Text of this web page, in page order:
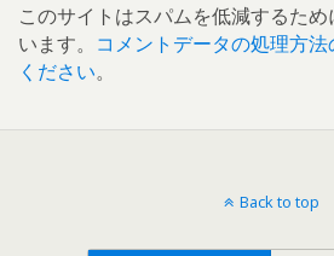
このサイトはスパムを低減するた
います。 コメントデータの処理方
ください。
Back to top